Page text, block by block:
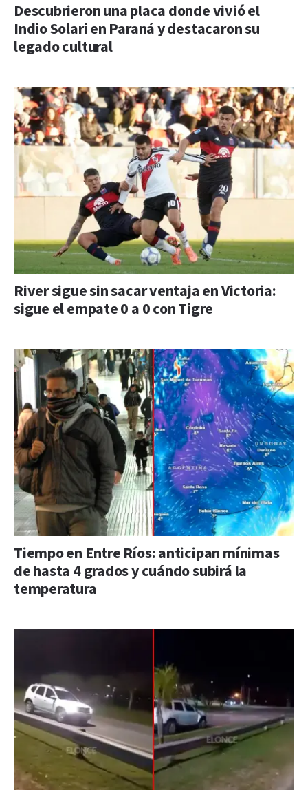
Descubrieron una placa donde vivió el
Indio Solari en Paraná y destacaron su
legado cultural
River sigue sin sacar ventaja en Victoria:
sigue el empate 0 a 0 con Tigre
Tiempo en Entre Ríos: anticipan mínimas
de hasta 4 grados y cuándo subirá la
temperatura